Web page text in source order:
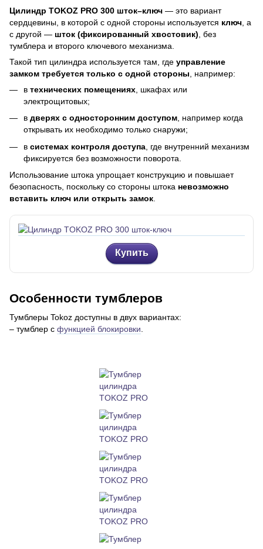
Цилиндр TOKOZ PRO 300 шток–ключ — это вариант
сердцевины, в которой с одной стороны используется ключ , а
с другой — шток (фиксированный хвостовик) , без
тумблера и второго ключевого механизма.
Такой тип цилиндра используется там, где управление
замком требуется только с одной стороны , например:
в технических помещениях , шкафах или
электрощитовых;
в дверях с односторонним доступом , например когда
открывать их необходимо только снаружи;
в системах контроля доступа , где внутренний механизм
фиксируется без возможности поворота.
Использование штока упрощает конструкцию и повышает
безопасность, поскольку со стороны штока невозможно
вставить ключ или открыть замок
Купить
Особенности тумблеров
Тумблеры Tokoz доступны в двух вариантах:
– тумблер с функцией блокировки